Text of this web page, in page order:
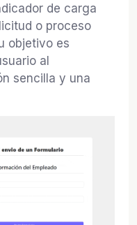
de carga
o proceso
objetivo es
al
sencilla y una